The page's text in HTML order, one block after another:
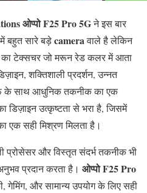
ओप्पो F25 Pro 5Gने इस बार
बहुत सारे बड़ेcameraवाले है लेकिन
टेक्सचर जो मरून रेड कलर में आता
शक्तिशाली प्रदर्शन, उन्नत
के साथ आधुनिक तकनीक का एक
डिज़ाइन उत्कृष्टता से भरा है, जिसमें
एक सही मिश्रण मिलता है।
प्रोसेसर और विस्तृत संदर्भ तकनीक भी
प्रदान करता है। ओप्पो F25 Pro
गेमिंग, और सामान्य उपयोग के लिए सही